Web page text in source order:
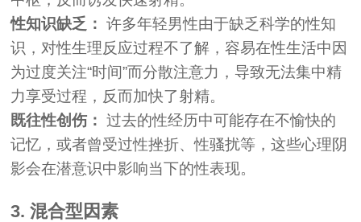
性知识缺乏： 许多年轻男性由于缺乏科学的性知
识，对性生理反应过程不了解，容易在性生活中因
为过度关注“时间”而分散注意力，导致无法集中精
力享受过程，反而加快了射精。
既往性创伤： 过去的性经历中可能存在不愉快的
记忆，或者曾受过性挫折、性骚扰等，这些心理阴
影会在潜意识中影响当下的性表现。
3. 混合型因素